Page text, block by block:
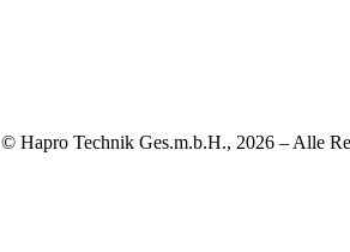
© Hapro Technik Ges.m.b.H., 2026 – Alle